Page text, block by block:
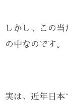
しかし、この
の中なのです。
実は、近年日本